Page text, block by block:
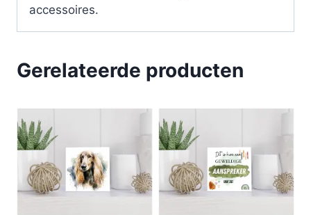
accessoires.
Gerelateerde producten